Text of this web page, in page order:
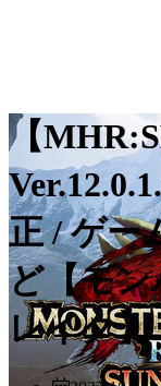
【
正 / ゲー
ど【モ
レイク】